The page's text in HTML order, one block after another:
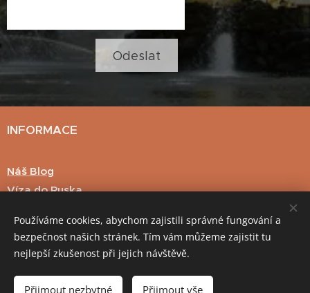
Odeslat
INFORMACE
Náš Blog
Víza do Ruska
Důležité informace
Používáme cookies, abychom zajistili správné fungování a
bezpečnost našich stránek. Tím vám můžeme zajistit tu
nejlepší zkušenost při jejich návštěvě.
Přijmout nezbytné Přijmout vše